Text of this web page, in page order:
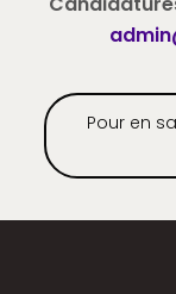
Pour en